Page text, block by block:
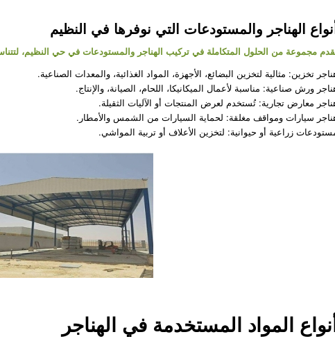
الهناجر والمستودعات التي نوفرها في النظيم
مجموعة من الحلول المتكاملة في تركيب الهناجر والمستودعات في حي النظيم،
تخزين: مثالية لتخزين البضائع، الأجهزة، المواد الغذائية، والمعدات الصناعية.
ورش صناعية: مناسبة لأعمال الميكانيكا، اللحام، الصيانة، والإنتاج.
معارض تجارية: تُستخدم لعرض المنتجات أو الآليات الثقيلة.
سيارات ومواقف مغلقة: لحماية السيارات من الشمس والأمطار.
زراعية أو حيوانية: لتخزين الأعلاف أو تربية المواشي.
المواد المستخدمة في الهناجر